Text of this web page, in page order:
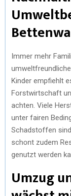
Immer mehr
Kinder empfiehlt
Forstwirtschaft
achten. Viele
unter fairen
Schadstoffen
schont zudem
genutzt werden
Umzug